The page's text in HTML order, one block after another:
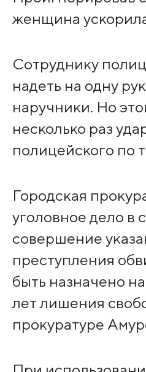
женщина
Сотруднику
надеть на одну
наручники. Но
несколько раз
полицейского по
Городская
уголовное дело в
совершение
преступления
быть назначено
лет лишения
прокуратуре